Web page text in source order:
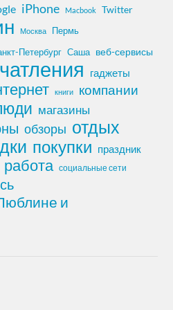
iPhone Macbook Twitter
Москва Пермь
Петербург Саша веб-сервисы
гаджеты
книги компании
магазины
обзоры отдых
покупки праздник
работа социальные сети
и